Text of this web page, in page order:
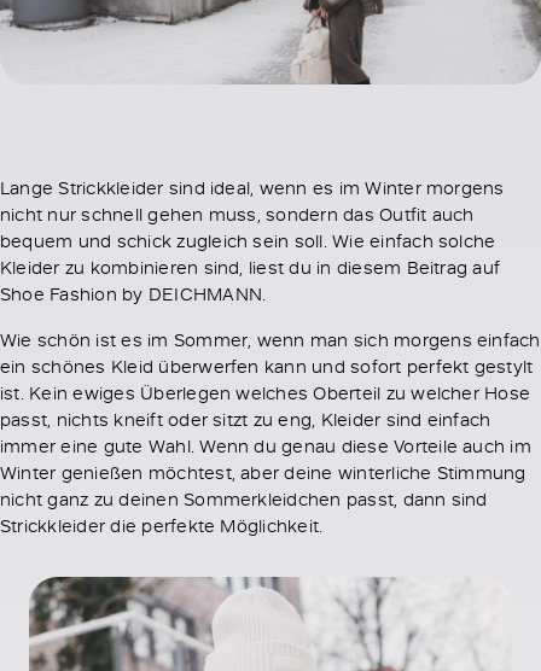
Lange Strickkleider sind ideal, wenn es im Winter morgens
nicht nur schnell gehen muss, sondern das Outfit auch
bequem und schick zugleich sein soll. Wie einfach solche
Kleider zu kombinieren sind, liest du in diesem Beitrag auf
Shoe Fashion by DEICHMANN.
Wie schön ist es im Sommer, wenn man sich morgens einfach
ein schönes Kleid überwerfen kann und sofort perfekt gestylt
ist. Kein ewiges Überlegen welches Oberteil zu welcher Hose
passt, nichts kneift oder sitzt zu eng, Kleider sind einfach
immer eine gute Wahl. Wenn du genau diese Vorteile auch im
Winter genießen möchtest, aber deine winterliche Stimmung
nicht ganz zu deinen Sommerkleidchen passt, dann sind
Strickkleider die perfekte Möglichkeit.